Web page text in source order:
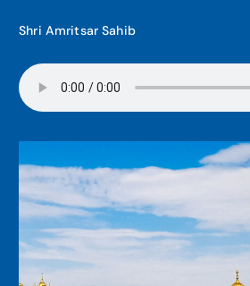
Shri Amritsar Sahib